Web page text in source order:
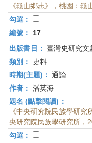
《龜山鄉志》，桃園：龜
勾選：
編號：
17
出版書目： 臺灣史研究文
類別：
史料
時期(主題)： 通論
作者： 潘英海
題名 (點擊閱讀)：
《中央研究院民族學研
央研究院民族學研究所，
勾選：